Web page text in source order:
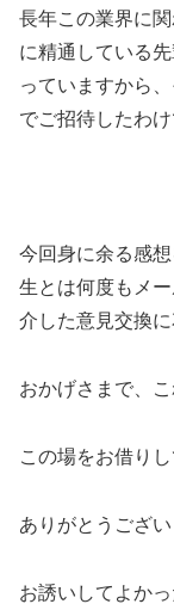
長年この業界に
に精通している
っていますから
でご招待したわけ
今回身に余る感
生とは何度もメ
介した意見交換
おかげさまで、
この場をお借り
ありがとうござい
お誘いしてよかっ